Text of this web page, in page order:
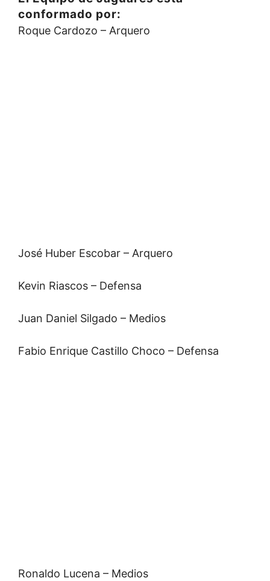
conformado por:
Roque Cardozo – Arquero
José Huber Escobar – Arquero
Kevin Riascos – Defensa
Juan Daniel Silgado – Medios
Fabio Enrique Castillo Choco – Defensa
Ronaldo Lucena – Medios